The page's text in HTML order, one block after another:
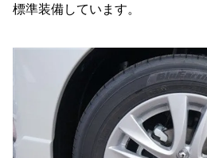
標準装備しています。